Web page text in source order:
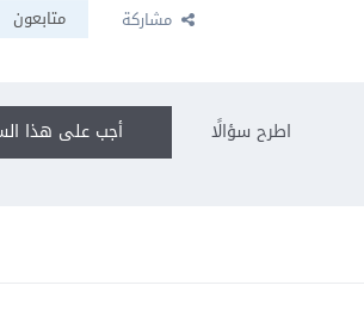
مشاركة متابعون
أجب على هذا اطرح سؤالًا